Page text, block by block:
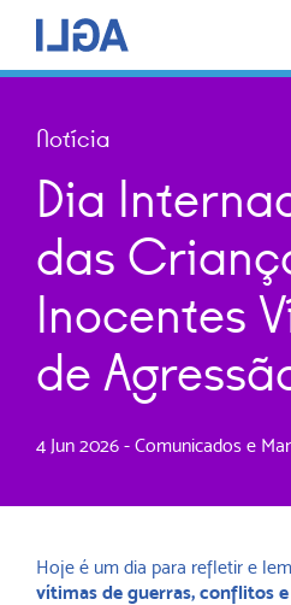
Notícia
Dia
das
Inocentes
de
4 Jun 2026 - Comunicados e
Hoje é um dia para refletir e
vítimas de guerras, conflitos